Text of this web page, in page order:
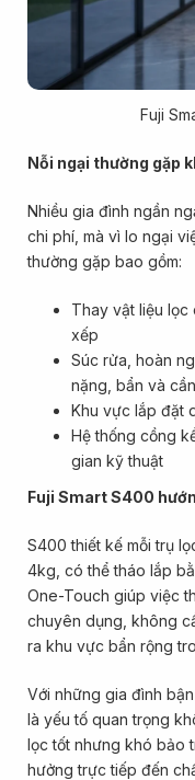
Fuji
Nỗi ngại thường gặp
Nhiều gia đình ngần
chi phí, mà vì lo ngại
thường gặp bao gồm:
Thay vật liệu lọc
xếp
Súc rửa, hoàn
nặng, bẩn và
Khu vực lắp đặt
Hệ thống cồng
gian kỹ thuật
Fuji Smart S400
S400 thiết kế mỗi trụ
4kg, có thể tháo lắp
One-Touch giúp việc
chuyên dụng, không
ra khu vực bẩn rộng
Với những gia đình
là yếu tố quan trọng
lọc tốt nhưng khó bảo
hưởng trực tiếp đến